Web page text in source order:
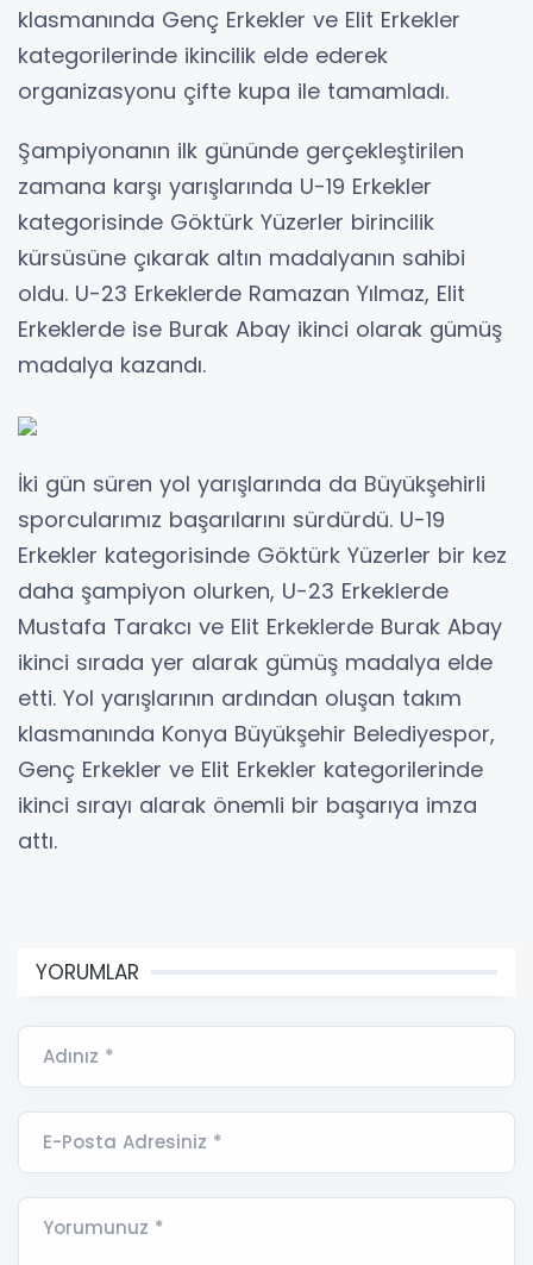
klasmanında Genç Erkekler ve Elit Erkekler
kategorilerinde ikincilik elde ederek
organizasyonu çifte kupa ile tamamladı.
Şampiyonanın ilk gününde gerçekleştirilen
zamana karşı yarışlarında U-19 Erkekler
kategorisinde Göktürk Yüzerler birincilik
kürsüsüne çıkarak altın madalyanın sahibi
oldu. U-23 Erkeklerde Ramazan Yılmaz, Elit
Erkeklerde ise Burak Abay ikinci olarak gümüş
madalya kazandı.
İki gün süren yol yarışlarında da Büyükşehirli
sporcularımız başarılarını sürdürdü. U-19
Erkekler kategorisinde Göktürk Yüzerler bir kez
daha şampiyon olurken, U-23 Erkeklerde
Mustafa Tarakcı ve Elit Erkeklerde Burak Abay
ikinci sırada yer alarak gümüş madalya elde
etti. Yol yarışlarının ardından oluşan takım
klasmanında Konya Büyükşehir Belediyespor,
Genç Erkekler ve Elit Erkekler kategorilerinde
ikinci sırayı alarak önemli bir başarıya imza
attı.
YORUMLAR
Adınız *
E-Posta Adresiniz *
Yorumunuz *